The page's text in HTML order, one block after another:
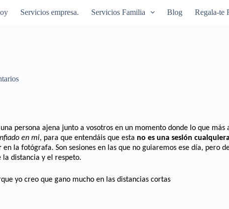
Servicios empresa. Servicios Familia Blog Regala-te
persona ajena junto a vosotros en un momento donde lo que
en mi, para que entendáis que esta no es una sesión cualquiera
en la fotógrafa. Son sesiones en las que no guiaremos ese día, pero
distancia y el respeto.
yo creo que gano mucho en las distancias cortas